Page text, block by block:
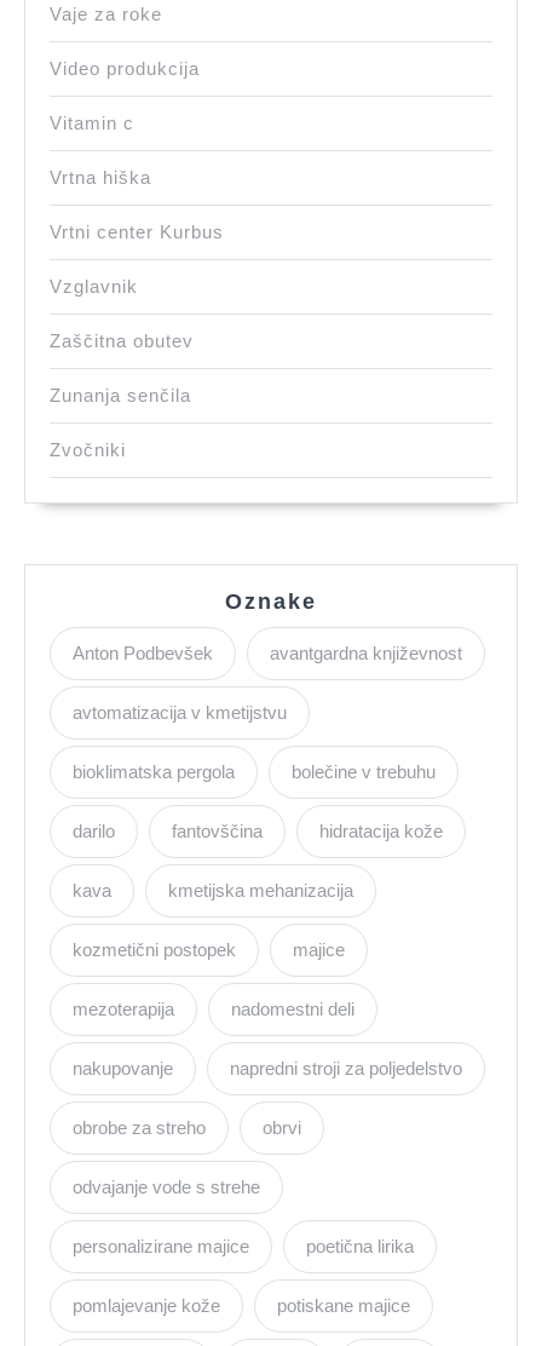
Vaje za roke
Video produkcija
Vitamin c
Vrtna hiška
Vrtni center Kurbus
Vzglavnik
Zaščitna obutev
Zunanja senčila
Zvočniki
Oznake
Anton Podbevšek avantgardna književnost
avtomatizacija v kmetijstvu
bioklimatska pergola bolečine v trebuhu
darilo fantovščina hidratacija kože
kava kmetijska mehanizacija
kozmetični postopek majice
mezoterapija nadomestni deli
nakupovanje napredni stroji za poljedelstvo
obrobe za streho obrvi
odvajanje vode s strehe
personalizirane majice poetična lirika
pomlajevanje kože potiskane majice